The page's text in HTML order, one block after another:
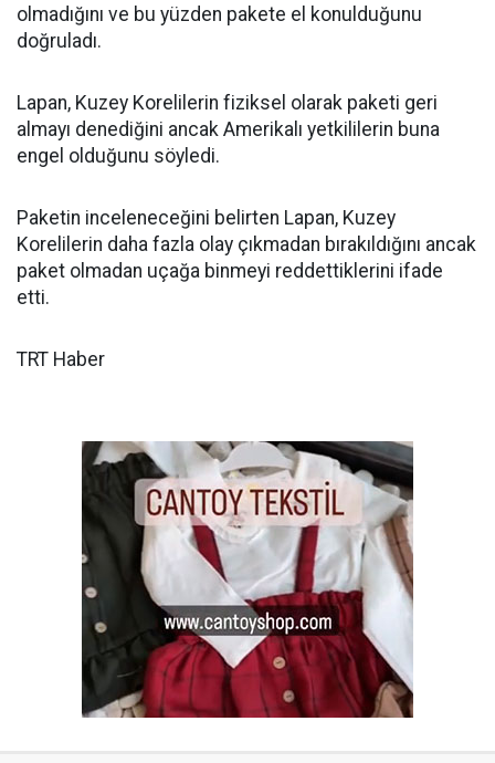
olmadığını ve bu yüzden pakete el konulduğunu
doğruladı.
Lapan, Kuzey Korelilerin fiziksel olarak paketi geri
almayı denediğini ancak Amerikalı yetkililerin buna
engel olduğunu söyledi.
Paketin inceleneceğini belirten Lapan, Kuzey
Korelilerin daha fazla olay çıkmadan bırakıldığını ancak
paket olmadan uçağa binmeyi reddettiklerini ifade
etti.
TRT Haber